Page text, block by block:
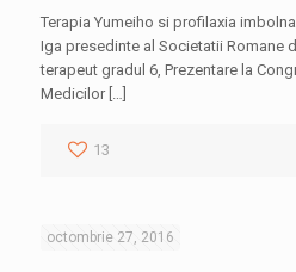
Terapia Yumeiho si profilaxia
Iga presedinte al Societatii Romane
terapeut gradul 6, Prezentare la
Medicilor […]
13
octombrie 27, 2016